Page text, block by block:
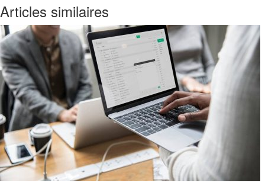
Articles similaires